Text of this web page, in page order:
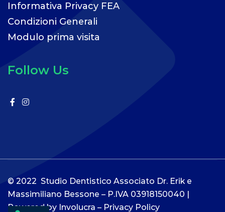
Informativa Privacy FEA
Condizioni Generali
Modulo prima visita
Follow Us
© 2022 Studio Dentistico Associato Dr. Erik e
Massimiliano Bessone – P.IVA 03918150040 |
Powered by Involucra – Privacy Policy